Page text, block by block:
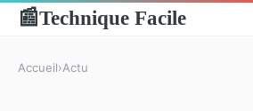
📰Technique Facile
Accueil›Actu